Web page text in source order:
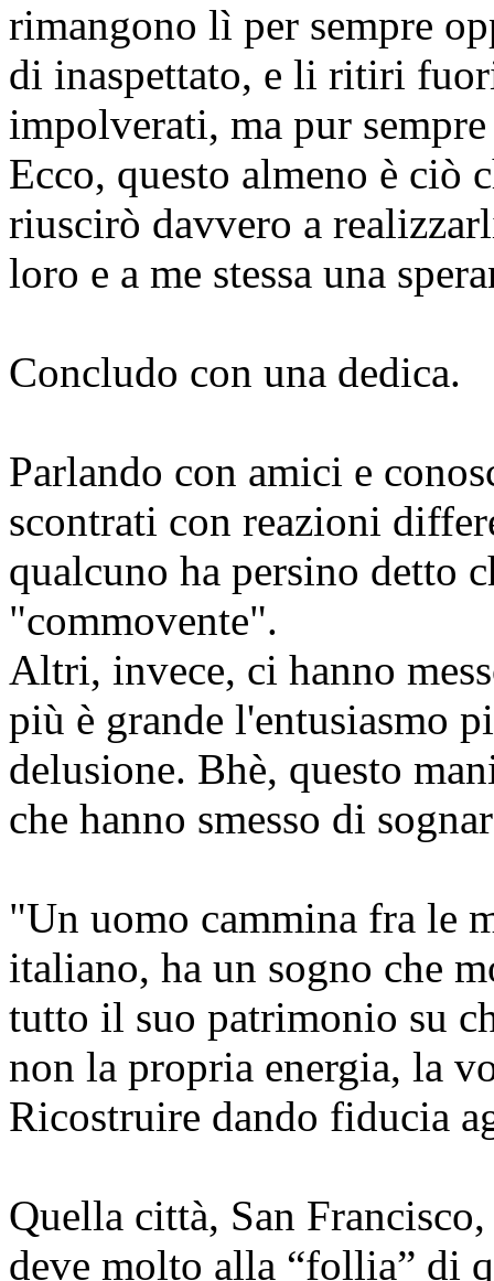
rimangono lì per sempre
di inaspettato, e li ritiri
impolverati, ma pur
Ecco, questo almeno è ciò
riuscirò davvero a
loro e a me stessa una
Concludo con una dedica.
Parlando con amici e
scontrati con reazioni
qualcuno ha persino detto
"commovente".
Altri, invece, ci hanno
più è grande l'entusiasmo
delusione. Bhè, questo
che hanno smesso di
"Un uomo cammina fra le
italiano, ha un sogno che
tutto il suo patrimonio su
non la propria energia, la
Ricostruire dando fiducia
Quella città, San
deve molto alla “follia” di